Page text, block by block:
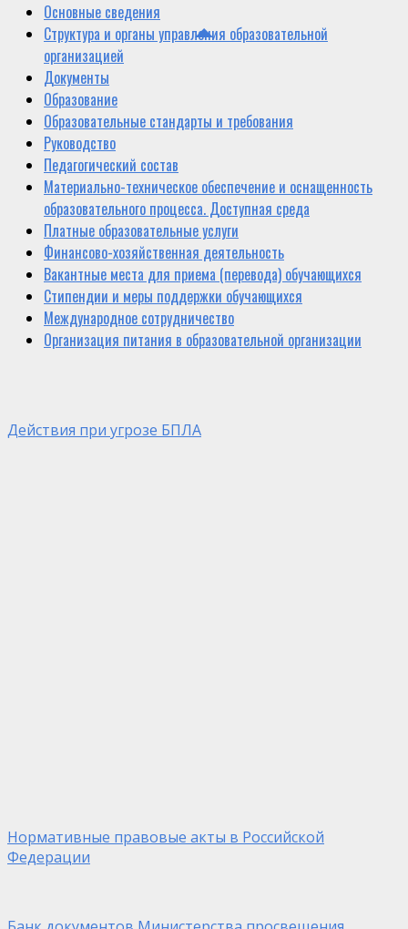
Основные сведения
Структура и органы управления образовательной
организацией
Документы
Образование
Образовательные стандарты и требования
Руководство
Педагогический состав
Материально-техническое обеспечение и оснащенность
образовательного процесса. Доступная среда
Платные образовательные услуги
Финансово-хозяйственная деятельность
Вакантные места для приема (перевода) обучающихся
Стипендии и меры поддержки обучающихся
Международное сотрудничество
Организация питания в образовательной организации
Действия при угрозе БПЛА
Нормативные правовые акты в Российской
Федерации